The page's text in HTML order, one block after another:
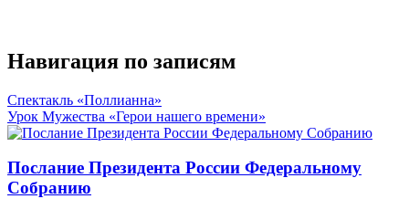
Навигация по записям
Спектакль «Поллианна»
Урок Мужества «Герои нашего времени»
Послание Президента России Федеральному
Собранию